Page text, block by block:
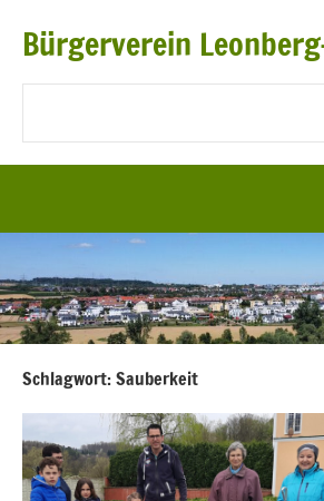
InhaltBürgerverein
Schlagwort:Sauberkeit